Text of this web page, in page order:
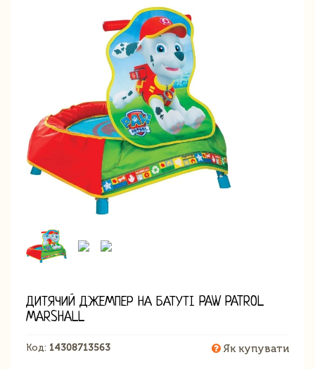
ДИТЯЧИЙ ДЖЕМПЕР НА БАТУТІ PAW PATROL
MARSHALL
Код: 14308713563 Як купувати